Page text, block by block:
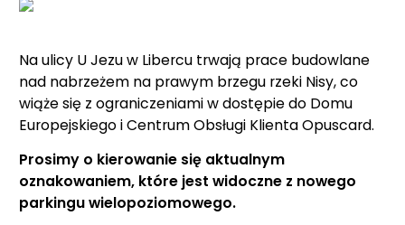
Na ulicy U Jezu w Libercu trwają prace budowlane
nad nabrzeżem na prawym brzegu rzeki Nisy, co
wiąże się z ograniczeniami w dostępie do Domu
Europejskiego i Centrum Obsługi Klienta Opuscard.
Prosimy o kierowanie się aktualnym
oznakowaniem, które jest widoczne z nowego
parkingu wielopoziomowego.